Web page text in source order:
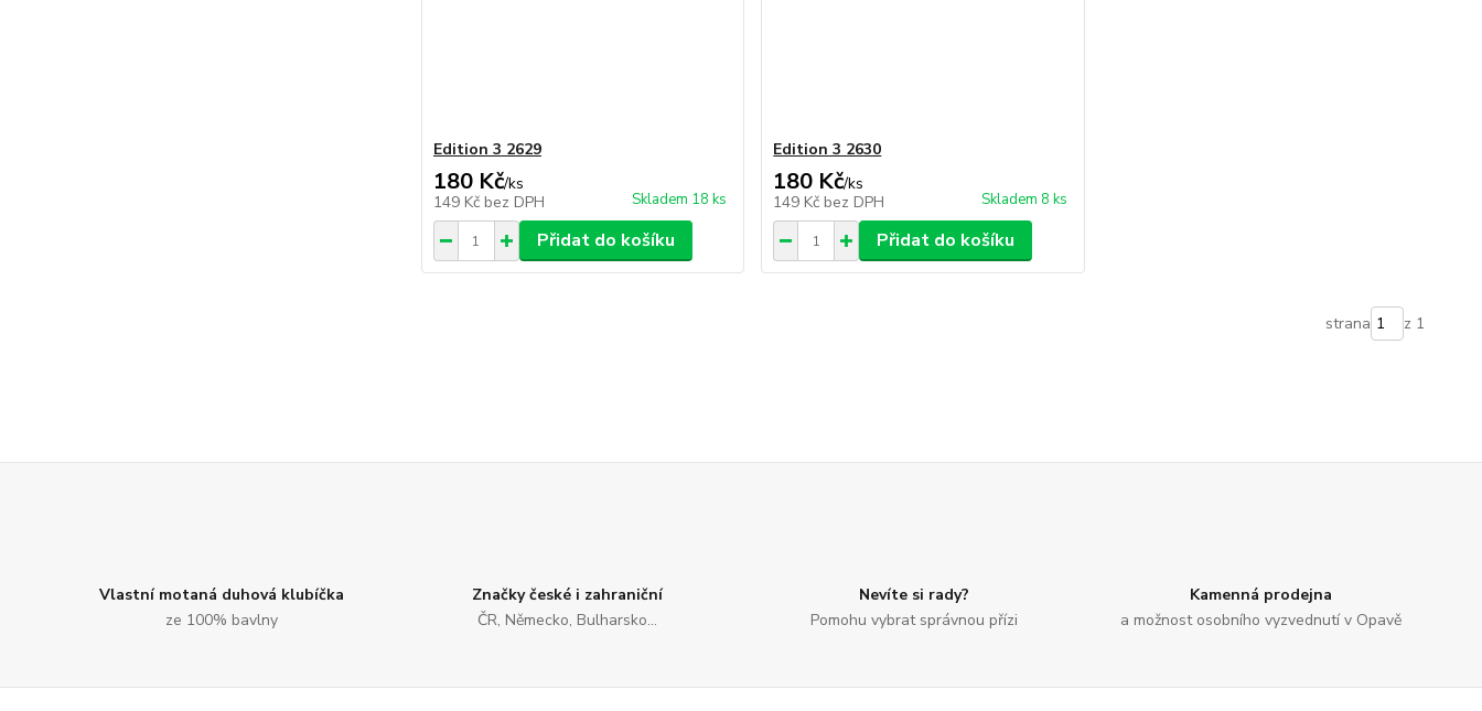
Edition 3 2629
180 Kč/ks
149 Kč bez DPH Skladem 18 ks
Přidat do košíku
Edition 3 2630
180 Kč/ks
149 Kč bez DPH Skladem 8 ks
Přidat do košíku
strana z 1
Vlastní motaná duhová klubíčka
ze 100% bavlny
Značky české i zahraniční
ČR, Německo, Bulharsko...
Nevíte si rady?
Pomohu vybrat správnou přízi
Kamenná prodejna
a možnost osobního vyzvednutí v Opavě